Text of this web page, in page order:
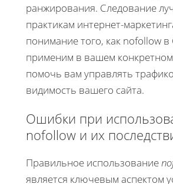
ранжирования. Следование
практикам интернет-
понимание того, как nofollow в
применим в вашем конкретном
помочь вам управлять
видимость вашего сайта.
Ошибки при
nofollow и их
Правильное использование
является ключевым аспектом